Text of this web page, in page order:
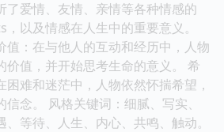
了爱情、友情、亲情等各种情感的
以及情感在人生中的重要意义。
值：在与他人的互动和经历中，人物
价值，并开始思考生命的意义。 希
困难和迷茫中，人物依然怀揣希望，
念。 风格关键词：细腻、写实、
等待、人生、内心、共鸣、触动。